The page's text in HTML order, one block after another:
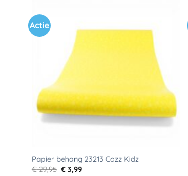
Actie
Toevoegen
aan
verlanglijst
Papier behang 23213 Cozz Kidz
€29,95 Oorspronkelijke
€ 3,99Huidige